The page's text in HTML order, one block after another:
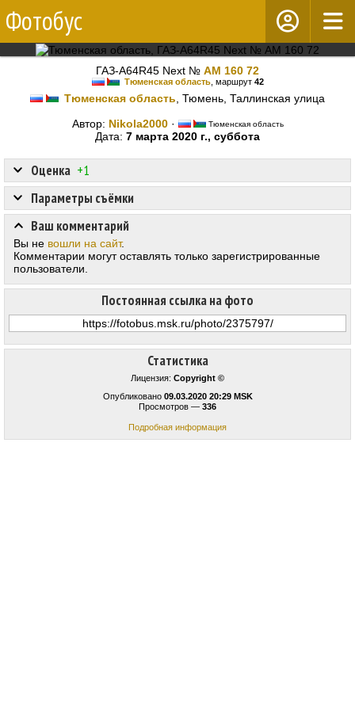
Фотобус
ГАЗ-A64R45 Next № АМ 160 72
Тюменская область, маршрут 42
Тюменская область , Тюмень, Таллинская улица
Автор: Nikola2000· Тюменская область
Дата: 7 марта 2020 г., суббота
Статистика
Лицензия: Copyright ©
Опубликовано 09.03.2020 20:29 MSK
Просмотров — 336
Подробная информация
Оценка +1
Постоянная ссылка на фото
Параметры съёмки
Ваш комментарий
Вы не вошли на сайт.
Комментарии могут оставлять только зарегистрированные
пользователи.